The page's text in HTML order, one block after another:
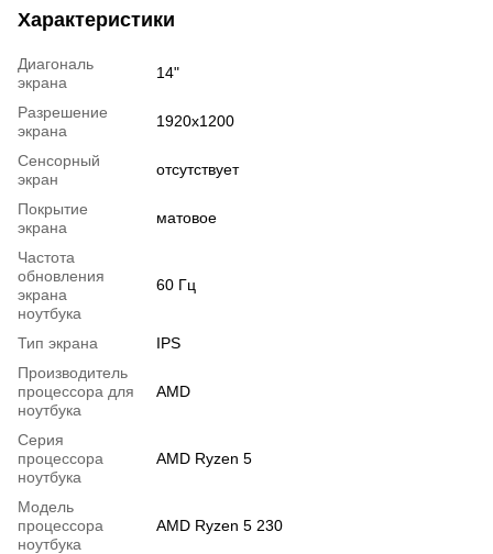
Характеристики
Диагональ
экрана
14"
Разрешение
экрана
1920x1200
Сенсорный
экран
отсутствует
Покрытие
экрана
матовое
Частота
обновления
экрана
ноутбука
60 Гц
Тип экрана
IPS
Производитель
процессора для
ноутбука
AMD
Серия
процессора
ноутбука
AMD Ryzen 5
Модель
процессора
ноутбука
AMD Ryzen 5 230